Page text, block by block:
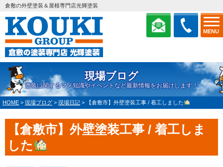
MENU
倉敷の外壁塗装＆屋根専門店光輝塗装
現場ブログ
塗装に関するマメ知識やイベントなど最新情報をお届けします！
HOME > 現場ブログ > 現場日記 > 【倉敷市】外壁塗装工事 / 着工しました
【倉敷市】外壁塗装工事 / 着工しま
した